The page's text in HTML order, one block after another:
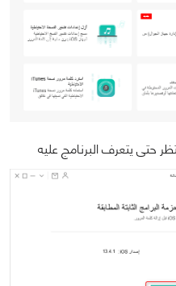
حتى يتعرف البرنامج عليه